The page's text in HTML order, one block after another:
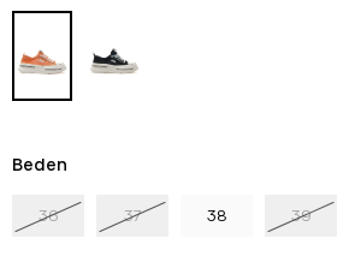
Beden
36 37 38 39